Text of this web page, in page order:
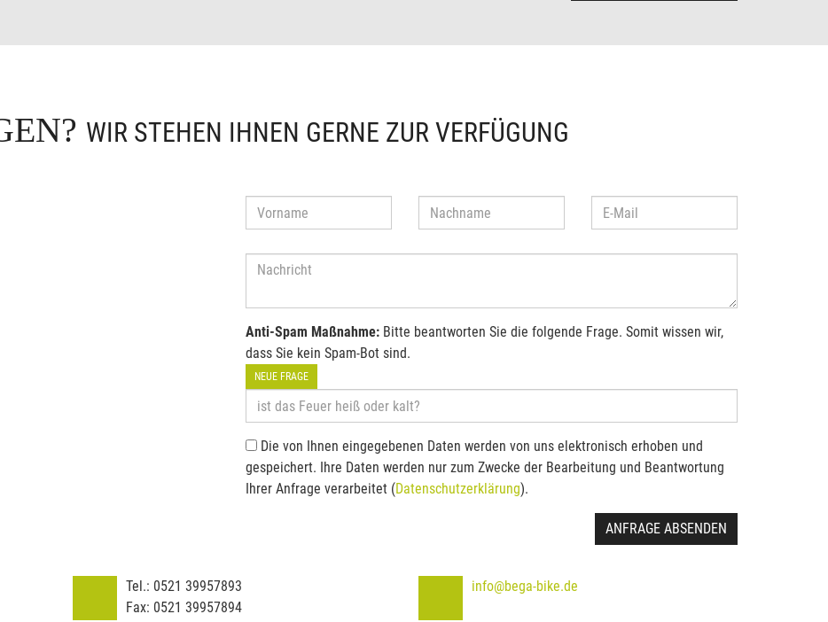
WIR STEHEN IHNEN GERNE ZUR VERFÜGUNG
Anti-Spam Maßnahme: Bitte beantworten Sie die folgende Frage. Somit wissen wir,
dass Sie kein Spam-Bot sind.
NEUE FRAGE
Die von Ihnen eingegebenen Daten werden von uns elektronisch erhoben und
gespeichert. Ihre Daten werden nur zum Zwecke der Bearbeitung und Beantwortung
Ihrer Anfrage verarbeitet (Datenschutzerklärung).
ANFRAGE ABSENDEN
Tel.: 0521 39957893
Fax: 0521 39957894
info@bega-bike.de